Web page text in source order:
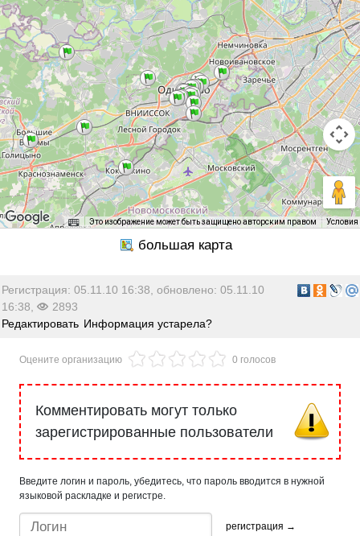
Это изображение может быть защищено авторским правом Условия
Регистрация: 05.11.10 16:38, обновлено: 05.11.10
16:38,
2893
Редактировать Информация устарела?
Оцените организацию 0 голосов
Комментировать могут только
зарегистрированные пользователи
Введите логин и пароль, убедитесь, что пароль вводится в нужной
языковой раскладке и регистре.
регистрация →